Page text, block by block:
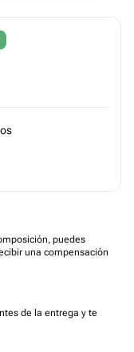
puedes
una compensación
de la entrega y te